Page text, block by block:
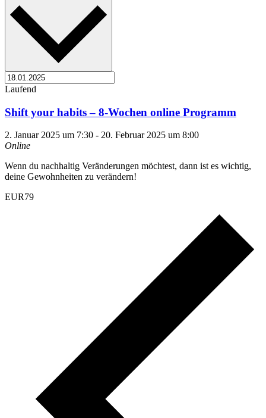
Laufend
Shift your habits – 8-Wochen online Programm
2. Januar 2025 um 7:30 - 20. Februar 2025 um 8:00
Online
Wenn du nachhaltig Veränderungen möchtest, dann ist es wichtig,
deine Gewohnheiten zu verändern!
EUR79